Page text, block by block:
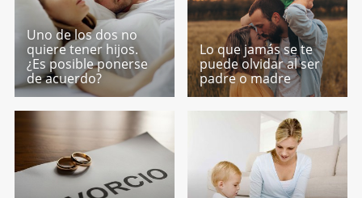
Uno de los dos no
quiere tener hijos.
¿Es posible ponerse
de acuerdo?
Lo que jamás se te
puede olvidar al ser
padre o madre